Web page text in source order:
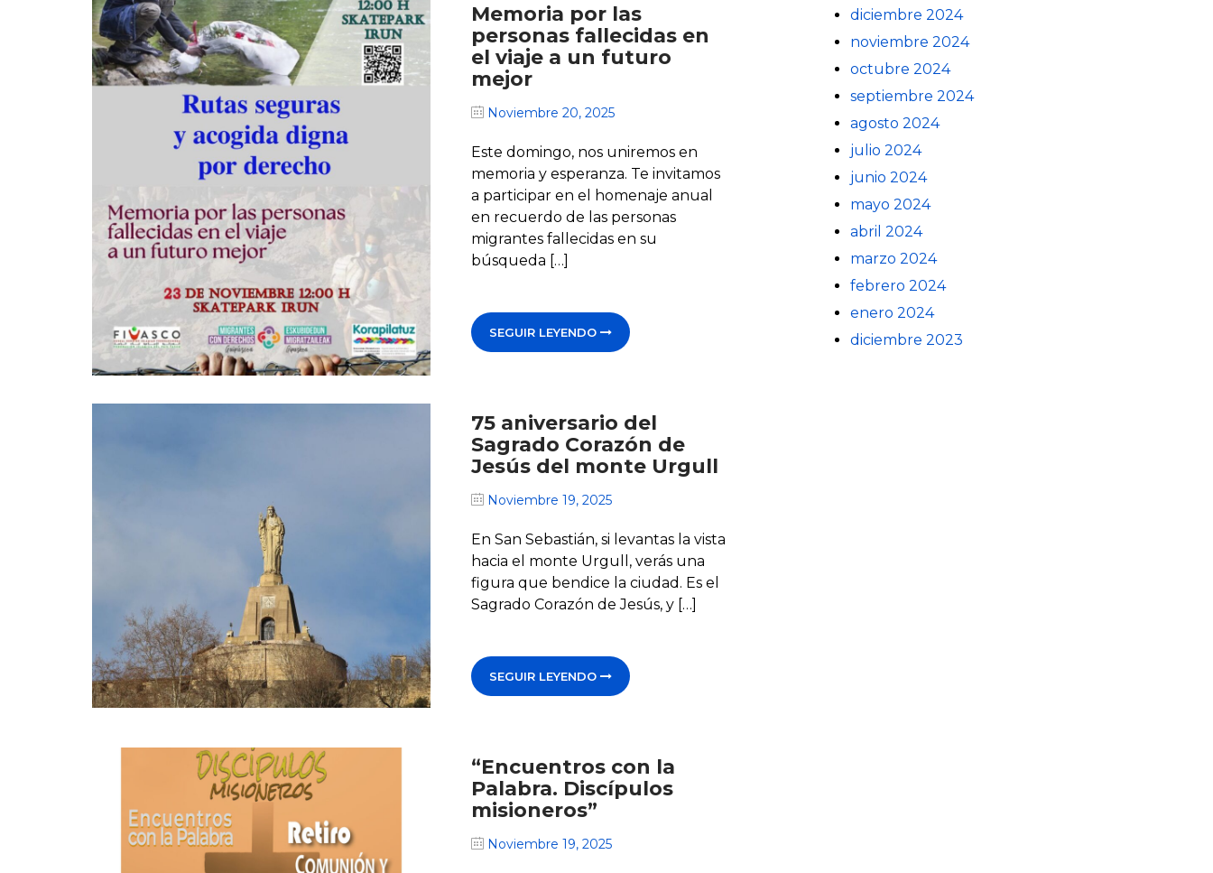
Memoria por las
personas fallecidas en
el viaje a un futuro
mejor
Noviembre 20, 2025
Este domingo, nos uniremos en
memoria y esperanza. Te invitamos
a participar en el homenaje anual
en recuerdo de las personas
migrantes fallecidas en su
búsqueda […]
SEGUIR LEYENDO
75 aniversario del
Sagrado Corazón de
Jesús del monte Urgull
Noviembre 19, 2025
En San Sebastián, si levantas la vista
hacia el monte Urgull, verás una
figura que bendice la ciudad. Es el
Sagrado Corazón de Jesús, y […]
SEGUIR LEYENDO
“Encuentros con la
Palabra. Discípulos
misioneros”
Noviembre 19, 2025
diciembre 2024
noviembre 2024
octubre 2024
septiembre 2024
agosto 2024
julio 2024
junio 2024
mayo 2024
abril 2024
marzo 2024
febrero 2024
enero 2024
diciembre 2023